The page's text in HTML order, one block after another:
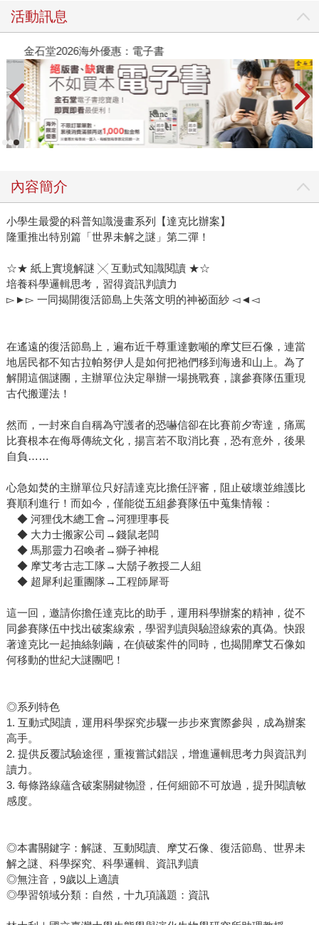
活動訊息
金石堂2026海外優惠：電子書
內容簡介
小學生最愛的科普知識漫畫系列【達克比辦案】
隆重推出特別篇「世界未解之謎」第二彈！
☆★ 紙上實境解謎 ╳ 互動式知識閱讀 ★☆
培養科學邏輯思考，習得資訊判讀力
▻►▻ 一同揭開復活節島上失落文明的神祕面紗 ◅◄◅
在遙遠的復活節島上，遍布近千尊重達數噸的摩艾巨石像，連當
地居民都不知古拉帕努伊人是如何把祂們移到海邊和山上。為了
解開這個謎團，主辦單位決定舉辦一場挑戰賽，讓參賽隊伍重現
古代搬運法！
然而，一封來自自稱為守護者的恐嚇信卻在比賽前夕寄達，痛罵
比賽根本在侮辱傳統文化，揚言若不取消比賽，恐有意外，後果
自負……
心急如焚的主辦單位只好請達克比擔任評審，阻止破壞並維護比
賽順利進行！而如今，僅能從五組參賽隊伍中蒐集情報：
◆ 河狸伐木總工會→河狸理事長
◆ 大力士搬家公司→錢鼠老闆
◆ 馬那靈力召喚者→獅子神棍
◆ 摩艾考古志工隊→大鬍子教授二人組
◆ 超犀利起重團隊→工程師犀哥
這一回，邀請你擔任達克比的助手，運用科學辦案的精神，從不
同參賽隊伍中找出破案線索，學習判讀與驗證線索的真偽。快跟
著達克比一起抽絲剝繭，在偵破案件的同時，也揭開摩艾石像如
何移動的世紀大謎團吧！
◎系列特色
1. 互動式閱讀，運用科學探究步驟一步步來實際參與，成為辦案
高手。
2. 提供反覆試驗途徑，重複嘗試錯誤，增進邏輯思考力與資訊判
讀力。
3. 每條路線蘊含破案關鍵物證，任何細節不可放過，提升閱讀敏
感度。
◎本書關鍵字：解謎、互動閱讀、摩艾石像、復活節島、世界未
解之謎、科學探究、科學邏輯、資訊判讀
◎無注音，9歲以上適讀
◎學習領域分類：自然，十九項議題：資訊